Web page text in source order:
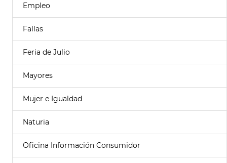
Empleo
Fallas
Feria de Julio
Mayores
Mujer e Igualdad
Naturia
Oficina Información Consumidor